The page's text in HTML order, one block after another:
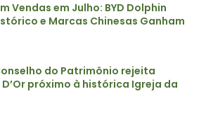
Vendas em Julho: BYD Dolphin
e Marcas Chinesas Ganham
do Patrimônio rejeita
próximo à histórica Igreja da